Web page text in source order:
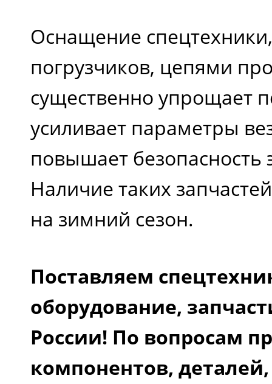
Оснащение
погрузчиков, цепями
существенно упрощает
усиливает параметры
повышает безопасность
Наличие таких
на зимний сезон.
Поставляем
оборудование,
России! По вопросам
компонентов,